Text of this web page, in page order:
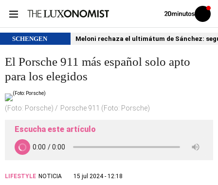
Volver
Iniciar
sesión
SCHENGEN Meloni rechaza el ultimátum de Sánchez:
El Porsche 911 más español solo apto
para los elegidos
(Foto: Porsche) Porsche 911 (Foto: Porsche)
Escucha este artículo
LIFESTYLE NOTICIA
15 jul 2024 - 12:18